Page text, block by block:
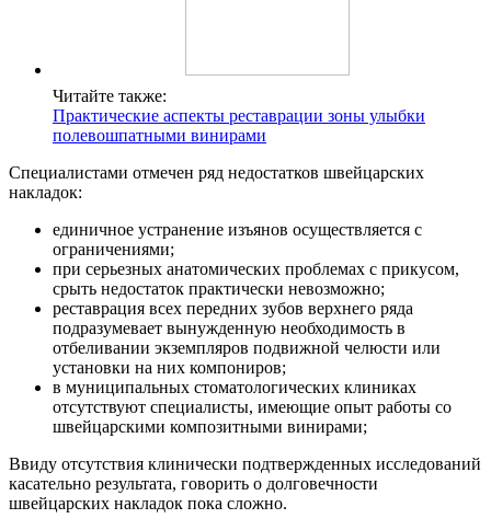
Читайте также:
Практические аспекты реставрации зоны улыбки
полевошпатными винирами
Специалистами отмечен ряд недостатков швейцарских
накладок:
единичное устранение изъянов осуществляется с
ограничениями;
при серьезных анатомических проблемах с прикусом,
срыть недостаток практически невозможно;
реставрация всех передних зубов верхнего ряда
подразумевает вынужденную необходимость в
отбеливании экземпляров подвижной челюсти или
установки на них компониров;
в муниципальных стоматологических клиниках
отсутствуют специалисты, имеющие опыт работы со
швейцарскими композитными винирами;
Ввиду отсутствия клинически подтвержденных исследований
касательно результата, говорить о долговечности
швейцарских накладок пока сложно.